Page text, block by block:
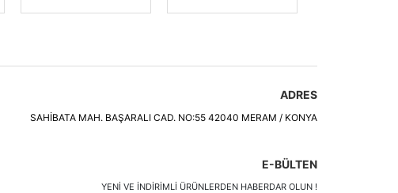
ADRES
SAHİBATA MAH. BAŞARALI CAD. NO:55 42040 MERAM / KONYA
E-BÜLTEN
YENI VE INDIRIMLI ÜRÜNLERDEN HABERDAR OLUN !